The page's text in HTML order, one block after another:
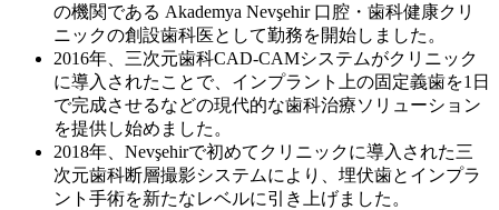
の機関である Akademya Nevşehir 口腔・歯科健康クリ
ニックの創設歯科医として勤務を開始しました。
2016年、三次元歯科CAD-CAMシステムがクリニック
に導入されたことで、インプラント上の固定義歯を1日
で完成させるなどの現代的な歯科治療ソリューション
を提供し始めました。
2018年、Nevşehirで初めてクリニックに導入された三
次元歯科断層撮影システムにより、埋伏歯とインプラ
ント手術を新たなレベルに引き上げました。